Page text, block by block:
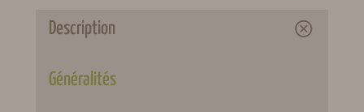
Description
Généralités